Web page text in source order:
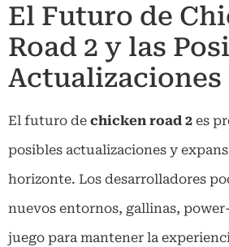
El Futuro de
Road 2 y las
Actualizaciones
El futuro de chicken road 2 es
posibles actualizaciones y
horizonte. Los desarrolladores
nuevos entornos, gallinas,
juego para mantener la